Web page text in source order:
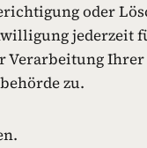
oder
jederzeit
Verarbeitung
zu.